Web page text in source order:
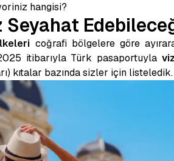
hangisi?
Seyahat
coğrafi bölgelere göre
2025 itibarıyla Türk pasaportuyla
kıtalar bazında sizler için listeledik.